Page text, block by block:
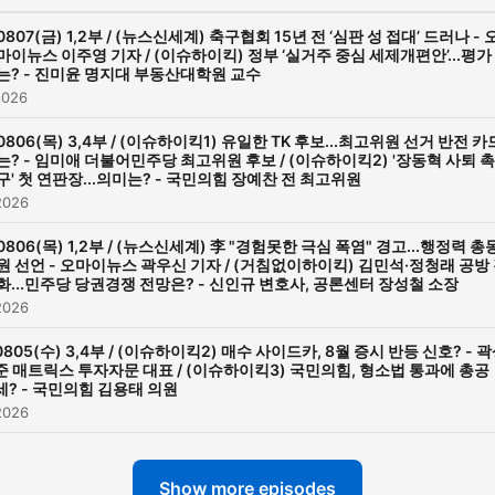
금) 1,2부 / (뉴스신세계) 축구협회 15년 전 ‘심판 성 접대’ 드러나 -
이뉴스 이주영 기자 / (이슈하이킥) 정부 ‘실거주 중심 세제개편안’...평가
? - 진미윤 명지대 부동산대학원 교수
목) 3,4부 / (이슈하이킥1) 유일한 TK 후보...최고위원 선거 반전 카
? - 임미애 더불어민주당 최고위원 후보 / (이슈하이킥2) '장동혁 사퇴 촉
' 첫 연판장...의미는? - 국민의힘 장예찬 전 최고위원
목) 1,2부 / (뉴스신세계) 李 "경험못한 극심 폭염" 경고...행정력 총
선언 - 오마이뉴스 곽우신 기자 / (거침없이하이킥) 김민석·정청래 공방
...민주당 당권경쟁 전망은? - 신인규 변호사, 공론센터 장성철 소장
수) 3,4부 / (이슈하이킥2) 매수 사이드카, 8월 증시 반등 신호? - 곽
매트릭스 투자자문 대표 / (이슈하이킥3) 국민의힘, 형소법 통과에 총공
? - 국민의힘 김용태 의원
Show more episodes